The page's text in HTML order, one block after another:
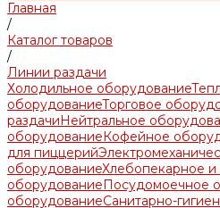
Главная
/
Каталог товаров
/
Линии раздачи
Холодильное оборудование
оборудованиеТорговое
раздачиНейтральное
оборудованиеКофейное
для пиццерий
оборудованиеХлебопекарное и
оборудованиеПосудомоечное
оборудованиеСанитарно-